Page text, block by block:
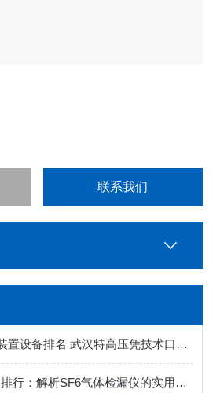
联系我们
2025 变频串联谐振装置设备排名 武汉特高压凭技术口碑领pao化工测试领域
SF6气体检漏仪企业排行：解析SF6气体检漏仪的实用价值与供应商特质